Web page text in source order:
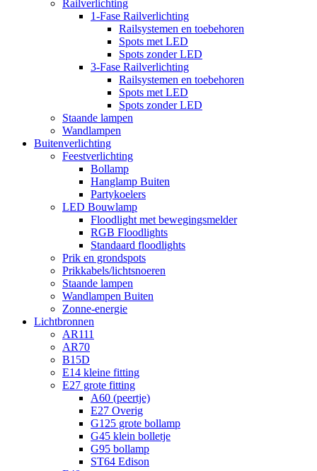
Railverlichting
1-Fase Railverlichting
Railsystemen en toebehoren
Spots met LED
Spots zonder LED
3-Fase Railverlichting
Railsystemen en toebehoren
Spots met LED
Spots zonder LED
Staande lampen
Wandlampen
Buitenverlichting
Feestverlichting
Bollamp
Hanglamp Buiten
Partykoelers
LED Bouwlamp
Floodlight met bewegingsmelder
RGB Floodlights
Standaard floodlights
Prik en grondspots
Prikkabels/lichtsnoeren
Staande lampen
Wandlampen Buiten
Zonne-energie
Lichtbronnen
AR111
AR70
B15D
E14 kleine fitting
E27 grote fitting
A60 (peertje)
E27 Overig
G125 grote bollamp
G45 klein bolletje
G95 bollamp
ST64 Edison